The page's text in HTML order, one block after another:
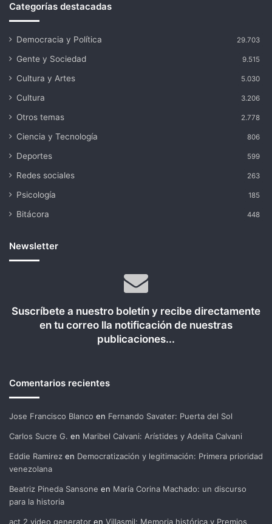
Categorías destacadas
Democracia y Política 29.703
Gente y Sociedad 9.515
Cultura y Artes 5.030
Cultura 3.206
Otros temas 2.778
Ciencia y Tecnología 806
Deportes 599
Redes sociales 263
Psicología 185
Bitácora 448
Newsletter
Suscríbete a nuestro boletín y recibe directamente
en tu correo lla notificación de nuestras
publicaciones...
Comentarios recientes
Jose Francisco Blanco en Fernando Savater: Puerta del Sol
Carlos Sucre G. en Maribel Calvani: Arístides y Adelita Calvani
Eddie Ramirez en Democratización y legitimación: Primera prioridad
venezolana
Beatriz Pineda Sansone en María Corina Machado: un discurso
para la historia
act 2 video generator en Villasmil: Memoria histórica y Premios